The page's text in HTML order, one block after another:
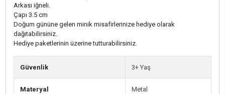
Arkası iğneli.
Çapı 3.5 cm
Doğum gününe gelen minik misafirlerinize hediye olarak
dağıtabilirsiniz.
Hediye paketlerinin üzerine tutturabilirsiniz.
Güvenlik 3+ Yaş
Materyal Metal